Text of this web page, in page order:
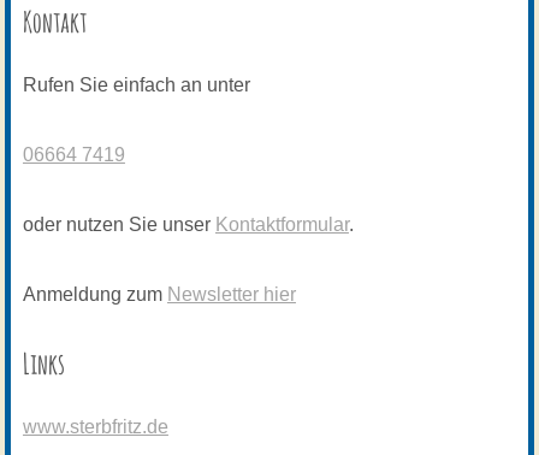
Kontakt
Rufen Sie einfach an unter
06664 7419
oder nutzen Sie unser Kontaktformular.
Anmeldung zum Newsletter hier
Links
www.sterbfritz.de